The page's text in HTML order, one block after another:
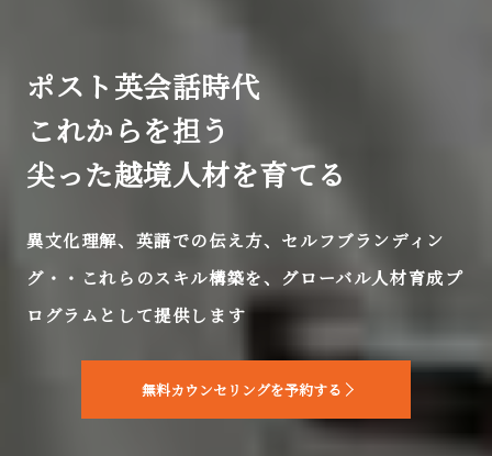
ポスト英会話時代
これからを担う
尖った越境人材を育てる
異文化理解、英語での伝え方、セルフブランディン
グ・・これらのスキル構築を、グローバル人材育成プ
ログラムとして提供します
無料カウンセリングを予約する